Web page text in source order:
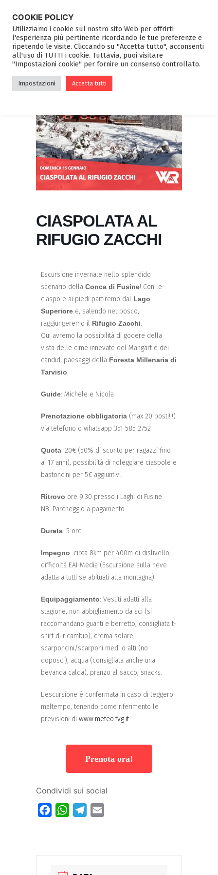
CIASPOLATA AL
RIFUGIO ZACCHI
Escursione invernale nello splendido
scenario della Conca di Fusine! Con le
ciaspole ai piedi partiremo dal Lago
Superiore e, salendo nel bosco,
raggiungeremo il Rifugio Zacchi.
Qui avremo la possibilità di godere della
vista delle cime innevate del Mangart e dei
candidi paesaggi della Foresta Millenaria di
Tarvisio.
Guide: Michele e Nicola
Prenotazione obbligatoria (max 20 posti!!!)
via telefono o whatsapp 351 585 2752
Quota: 20€ (50% di sconto per ragazzi fino
ai 17 anni), possibilità di noleggiare ciaspole e
bastoncini per 5€ aggiuntivi.
Ritrovo ore 9.30 presso i Laghi di Fusine
NB: Parcheggio a pagamento
Durata: 5 ore
Impegno: circa 8km per 400m di dislivello,
difficoltà EAI Media (Escursione sulla neve
adatta a tutti se abituati alla montagna).
Equipaggiamento: Vestiti adatti alla
stagione, non abbigliamento da sci (si
raccomandano guanti e berretto, consigliata t-
shirt di ricambio), crema solare,
scarponcini/scarponi medi o alti (no
doposci), acqua (consigliata anche una
bevanda calda), pranzo al sacco, snacks.
L’escursione è confermata in caso di leggero
maltempo, tenendo come riferimento le
previsioni di www.meteo.fvg.it
Prenota ora!
Condividi sui social
FacebookWhatsAppTelegram
COOKIE POLICY
Utilizziamo i cookie sul nostro sito Web per offrirti
l'esperienza più pertinente ricordando le tue preferenze e
ripetendo le visite. Cliccando su "Accetta tutto", acconsenti
all'uso di TUTTI i cookie. Tuttavia, puoi visitare
"Impostazioni cookie" per fornire un consenso controllato.
Impostazioni Accetta tutti